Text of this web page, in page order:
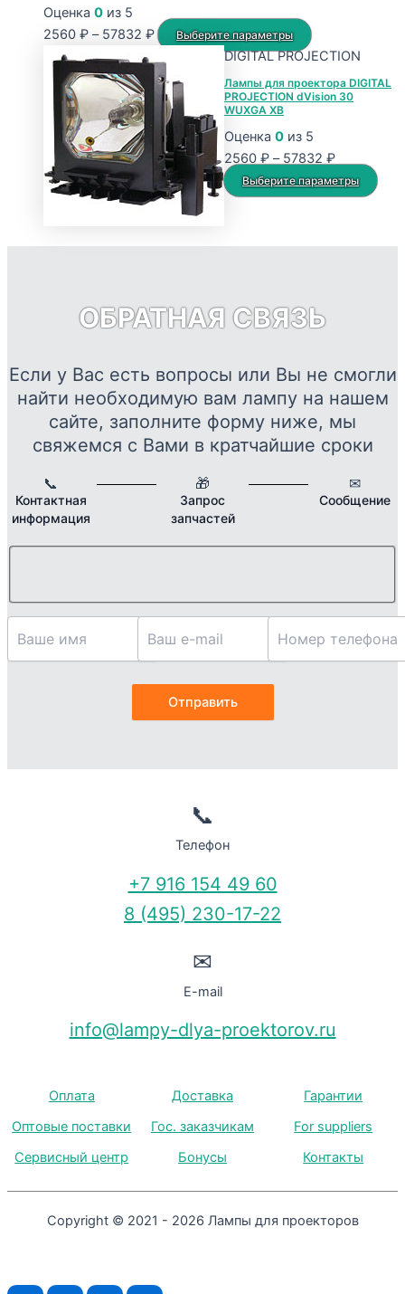
Оценка 0 из 5
2560 ₽ – 57832 ₽Диапазон
2560 ₽
–
57832 ₽
Выберите параметры
Этот
товар
имеет
несколько
Опции
можно
выбрать
товара.
DIGITAL PROJECTION
Лампы для проектора DIGITAL
PROJECTION dVision 30
WUXGA XB
Оценка 0 из 5
2560 ₽ – 57832 ₽Диапазон
цен:
2560 ₽
57832 ₽
Выберите параметры
ОБРАТНАЯ СВЯЗЬ
Если у Вас есть вопросы или Вы не смогли
найти необходимую вам лампу на нашем
сайте, заполните форму ниже, мы
свяжемся с Вами в кратчайшие сроки
📞
Контактная
информация
🎁
Запрос
запчастей
✉
Сообщение
📞
Телефон
+7 916 154 49 60
8 (495) 230-17-22
✉
E-mail
info@lampy-dlya-proektorov.ru
Оплата Доставка
Гарантии
Оптовые поставки
Гос. заказчикам
For suppliers
Сервисный центр
Бонусы Контакты
Copyright © 2021 - 2026 Лампы для проекторов